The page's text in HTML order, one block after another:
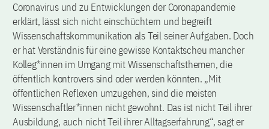
Coronavirus und zu Entwicklungen der Coronapandemie
erklärt, lässt sich nicht einschüchtern und begreift
Wissenschaftskommunikation als Teil seiner Aufgaben. Doch
er hat Verständnis für eine gewisse Kontaktscheu mancher
Kolleg*innen im Umgang mit Wissenschaftsthemen, die
öffentlich kontrovers sind oder werden könnten. „Mit
öffentlichen Reflexen umzugehen, sind die meisten
Wissenschaftler*innen nicht gewohnt. Das ist nicht Teil ihrer
Ausbildung, auch nicht Teil ihrer Alltagserfahrung“, sagt er